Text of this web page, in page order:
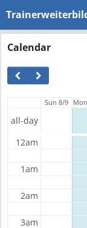
Calendar
Sun 8/9
all-day
12am
1am
2am
3am